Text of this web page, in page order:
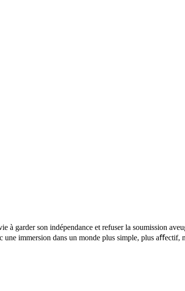
à garder son indépendance et refuser la soumission
immersion dans un monde plus simple, plus aﬀectif,